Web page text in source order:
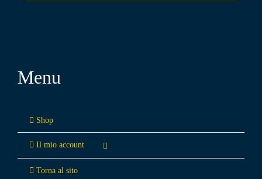
Menu
Shop
Il mio account
Torna al sito